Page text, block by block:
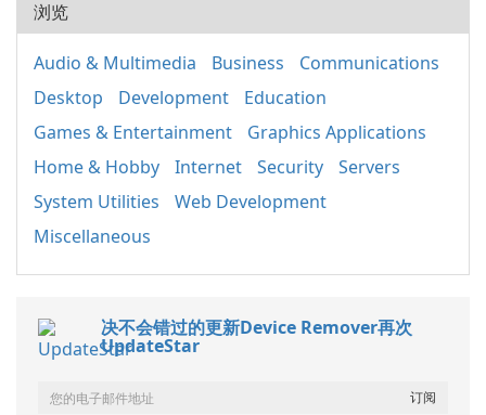
浏览
Audio & Multimedia Business
Communications
Desktop
Development
Education
Games & Entertainment
Graphics Applications
Home & Hobby
Internet Security
Servers
System Utilities
Web Development
Miscellaneous
决不会错过的更新Device Remover再次
UpdateStar